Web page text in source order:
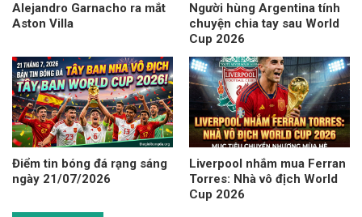
Alejandro Garnacho ra mắt
Aston Villa
Người hùng Argentina tính
chuyện chia tay sau World
Cup 2026
Điểm tin bóng đá rạng sáng
ngày 21/07/2026
Liverpool nhắm mua Ferran
Torres: Nhà vô địch World
Cup 2026